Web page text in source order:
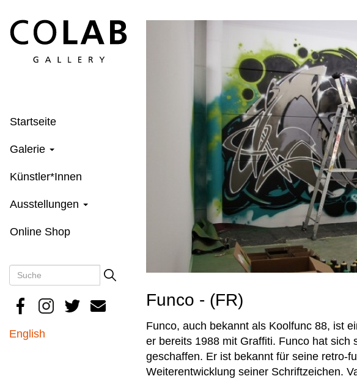
zum
Inhalt
Startseite
Galerie
Künstler*Innen
Ausstellungen
Online Shop
Search
Suche
English
Funco - (FR)
Funco, auch bekannt als Koolfunc 88, ist
er bereits 1988 mit Graffiti. Funco hat
geschaffen. Er ist bekannt für seine retro-
Weiterentwicklung seiner Schriftzeichen.